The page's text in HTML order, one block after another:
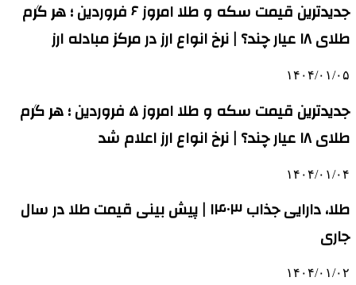
جدیدترین قیمت سکه و طلا امروز ۶ فروردین ؛ هر گرم
طلای ۱۸ عیار چند؟ | نرخ انواع ارز در مرکز مبادله ارز
۱۴۰۴/۰۱/۰۵
جدیدترین قیمت سکه و طلا امروز ۵ فروردین ؛ هر گرم
طلای ۱۸ عیار چند؟ | نرخ انواع ارز اعلام شد
۱۴۰۴/۰۱/۰۴
طلا، دارایی جذاب ۱۴۰۳ | پیش بینی قیمت طلا در سال
جاری
۱۴۰۴/۰۱/۰۲